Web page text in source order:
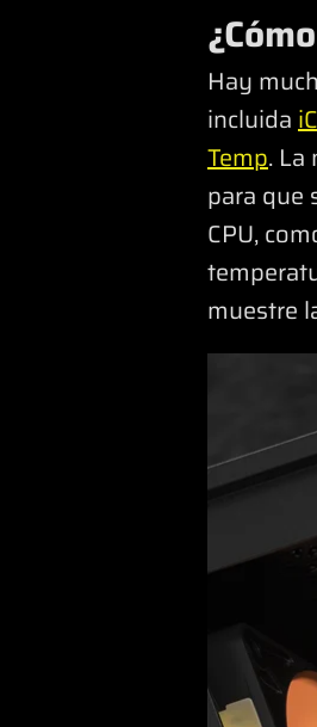
Hay
incluida
Temp.
para que
CPU,
muestre